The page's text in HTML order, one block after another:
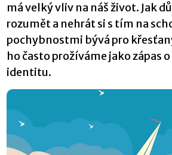
má velký vliv na náš život. Jak
rozumět a nehrát si s tím na
pochybnostmi bývá pro
ho často prožíváme jako zápas
identitu.